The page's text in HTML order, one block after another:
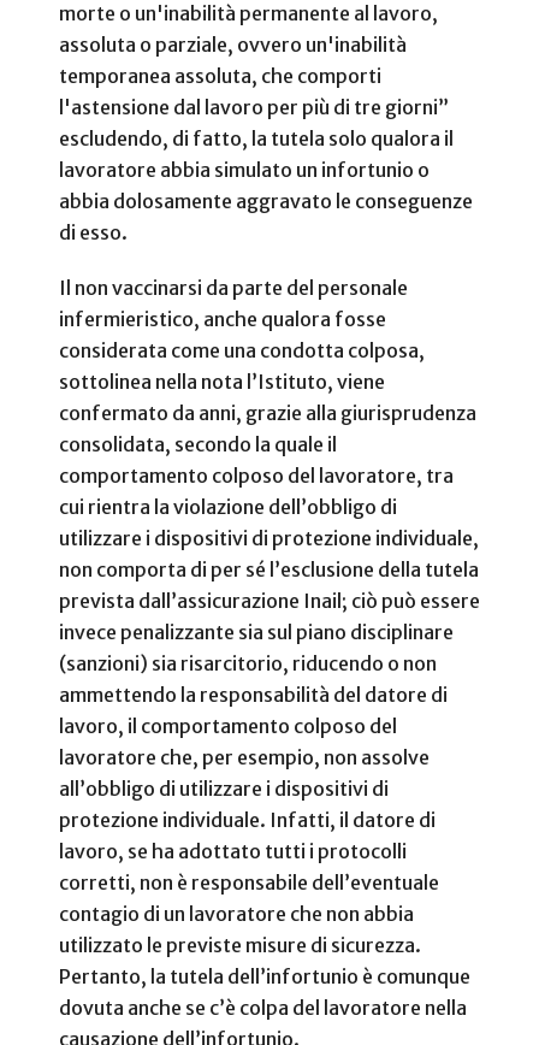
morte o un'inabilità permanente al lavoro,
assoluta o parziale, ovvero un'inabilità
temporanea assoluta, che comporti
l'astensione dal lavoro per più di tre giorni”
escludendo, di fatto, la tutela solo qualora il
lavoratore abbia simulato un infortunio o
abbia dolosamente aggravato le conseguenze
di esso.
Il non vaccinarsi da parte del personale
infermieristico, anche qualora fosse
considerata come una condotta colposa,
sottolinea nella nota l’Istituto, viene
confermato da anni, grazie alla giurisprudenza
consolidata, secondo la quale il
comportamento colposo del lavoratore, tra
cui rientra la violazione dell’obbligo di
utilizzare i dispositivi di protezione individuale,
non comporta di per sé l’esclusione della tutela
prevista dall’assicurazione Inail; ciò può essere
invece penalizzante sia sul piano disciplinare
(sanzioni) sia risarcitorio, riducendo o non
ammettendo la responsabilità del datore di
lavoro, il comportamento colposo del
lavoratore che, per esempio, non assolve
all’obbligo di utilizzare i dispositivi di
protezione individuale. Infatti, il datore di
lavoro, se ha adottato tutti i protocolli
corretti, non è responsabile dell’eventuale
contagio di un lavoratore che non abbia
utilizzato le previste misure di sicurezza.
Pertanto, la tutela dell’infortunio è comunque
dovuta anche se c’è colpa del lavoratore nella
causazione dell’infortunio.